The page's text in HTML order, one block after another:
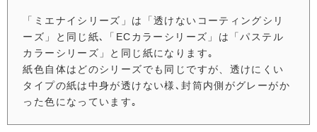
「ミエナイシリーズ」は「透けないコーティングシリ
ーズ」と同じ紙､「ECカラーシリーズ」は「パステル
カラーシリーズ」と同じ紙になります｡
紙色自体はどのシリーズでも同じですが、透けにくい
タイプの紙は中身が透けない様､封筒内側がグレーがか
った色になっています｡